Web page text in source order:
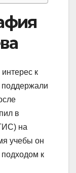
к
поддержали
в
на
учебы он
подходом к